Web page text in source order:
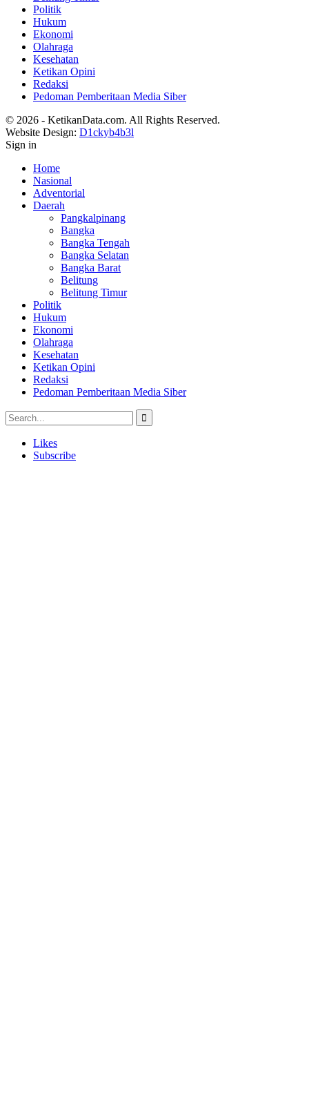
Politik
Hukum
Ekonomi
Olahraga
Kesehatan
Ketikan Opini
Redaksi
Pedoman Pemberitaan Media Siber
© 2026 - KetikanData.com. All Rights Reserved.
Website Design: D1ckyb4b3l
Sign in
Home
Nasional
Adventorial
Daerah
Pangkalpinang
Bangka
Bangka Tengah
Bangka Selatan
Bangka Barat
Belitung
Belitung Timur
Politik
Hukum
Ekonomi
Olahraga
Kesehatan
Ketikan Opini
Redaksi
Pedoman Pemberitaan Media Siber
Likes
Subscribe